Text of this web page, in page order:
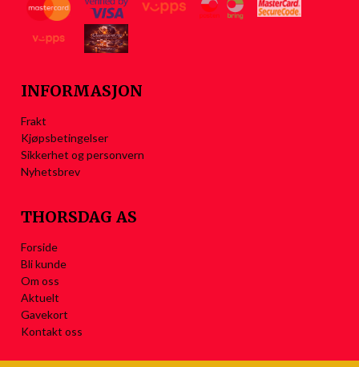
INFORMASJON
Frakt
Kjøpsbetingelser
Sikkerhet og personvern
Nyhetsbrev
THORSDAG AS
Forside
Bli kunde
Om oss
Aktuelt
Gavekort
Kontakt oss